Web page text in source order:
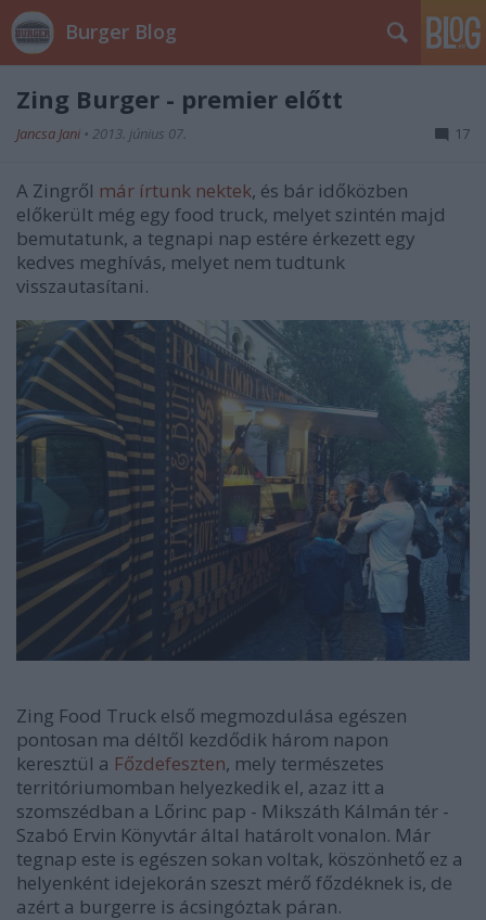
Burger Blog
Zing Burger - premier előtt
Jancsa Jani • 2013. június 07. 17
A Zingről már írtunk nektek, és bár időközben
előkerült még egy food truck, melyet szintén majd
bemutatunk, a tegnapi nap estére érkezett egy
kedves meghívás, melyet nem tudtunk
visszautasítani.
Zing Food Truck első megmozdulása egészen
pontosan ma déltől kezdődik három napon
keresztül a Főzdefeszten, mely természetes
territóriumomban helyezkedik el, azaz itt a
szomszédban a Lőrinc pap - Mikszáth Kálmán tér -
Szabó Ervin Könyvtár által határolt vonalon. Már
tegnap este is egészen sokan voltak, köszönhető ez a
helyenként idejekorán szeszt mérő főzdéknek is, de
azért a burgerre is ácsingóztak páran.